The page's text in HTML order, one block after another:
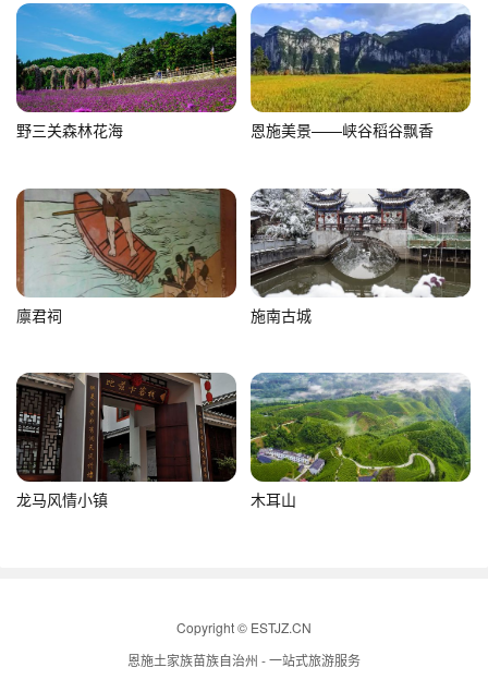
野三关森林花海 恩施美景——峡谷稻谷飘香
廪君祠 施南古城
龙马风情小镇 木耳山
Copyright © ESTJZ.CN
恩施土家族苗族自治州 - 一站式旅游服务